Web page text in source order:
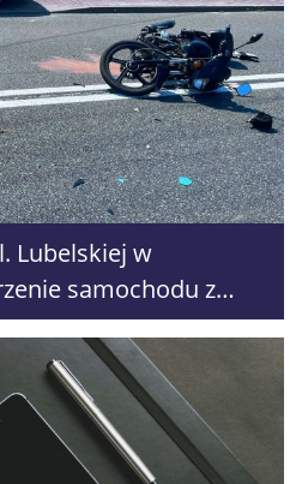
Lubelskiej w
samochodu z